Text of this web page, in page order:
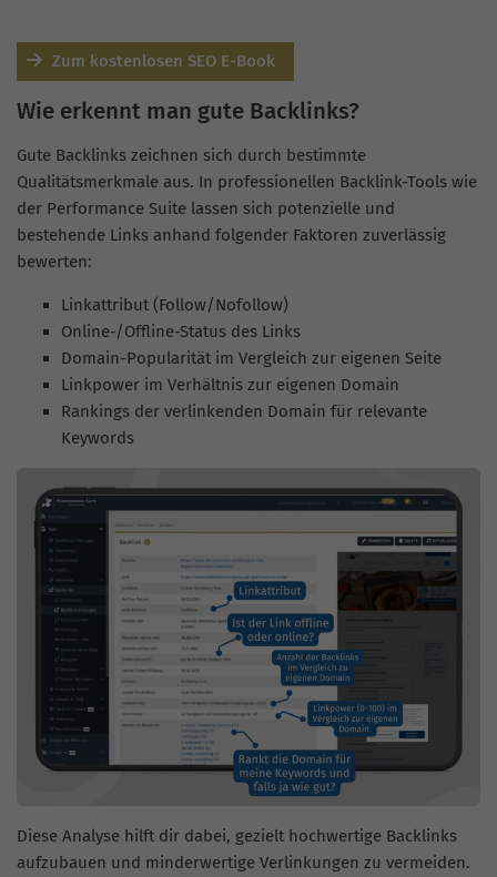
Zum kostenlosen SEO E-Book
Wie erkennt man gute Backlinks?
Gute Backlinks zeichnen sich durch bestimmte
Qualitätsmerkmale aus. In professionellen Backlink-Tools wie
der Performance Suite lassen sich potenzielle und
bestehende Links anhand folgender Faktoren zuverlässig
bewerten:
Linkattribut (Follow/Nofollow)
Online-/Offline-Status des Links
Domain-Popularität im Vergleich zur eigenen Seite
Linkpower im Verhältnis zur eigenen Domain
Rankings der verlinkenden Domain für relevante
Keywords
Diese Analyse hilft dir dabei, gezielt hochwertige Backlinks
aufzubauen und minderwertige Verlinkungen zu vermeiden.